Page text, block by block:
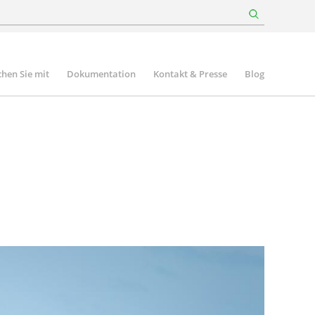
Sie mit Dokumentation Kontakt & Presse Blog